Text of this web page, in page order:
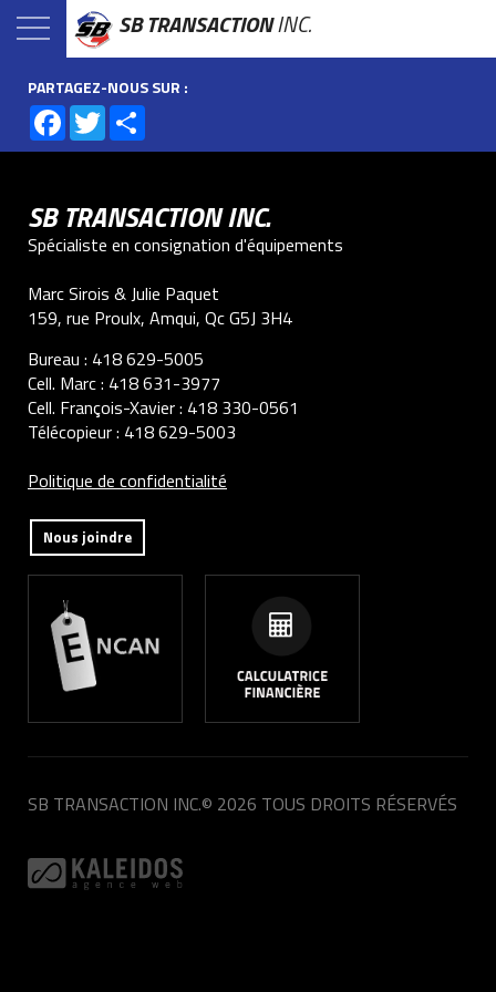
SB TRANSACTIONINC.
PARTAGEZ-NOUS SUR :
Facebook
Twitter
SB TRANSACTION INC.
Spécialiste en consignation d'équipements
Marc Sirois & Julie Paquet
159, rue Proulx, Amqui, Qc G5J 3H4
Bureau : 418 629-5005
Cell. Marc : 418 631-3977
Cell. François-Xavier : 418 330-0561
Télécopieur : 418 629-5003
Politique de confidentialité
Nous joindre
SB TRANSACTION INC.© 2026 TOUS DROITS RÉSERVÉS